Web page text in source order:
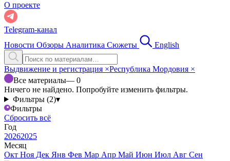
О проекте
Telegram-канал
Новости Обзоры Аналитика Сюжеты English
Выдвижение и регистрация ×Республика Мордовия ×
Все материалы— 0
Ничего не найдено. Попробуйте изменить фильтры.
Фильтры (2)▾
Фильтры
Сбросить всё
Год
20262025
Месяц
Окт Ноя Дек Янв Фев Мар Апр Май Июн Июл Авг Сен